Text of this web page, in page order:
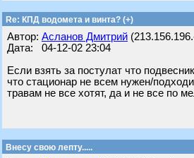
Re: КПД водомета и винта? (+)
Автор: Асланов Дмитрий
Дата: 04-12-02 23:04
Если взять за постулат что
что стационар не всем нужен/
травам не все хотят, да и не все по
Внесу свою лепту.....